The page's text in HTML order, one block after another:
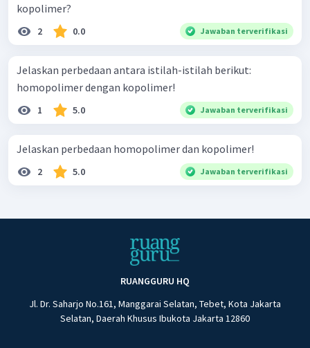
kopolimer?
2 0.0 Jawaban terverifikasi
Jelaskan perbedaan antara istilah-istilah berikut:
homopolimer dengan kopolimer!
1 5.0 Jawaban terverifikasi
Jelaskan perbedaan homopolimer dan kopolimer!
2 5.0 Jawaban terverifikasi
RUANGGURU HQ
Jl. Dr. Saharjo No.161, Manggarai Selatan, Tebet, Kota Jakarta
Selatan, Daerah Khusus Ibukota Jakarta 12860